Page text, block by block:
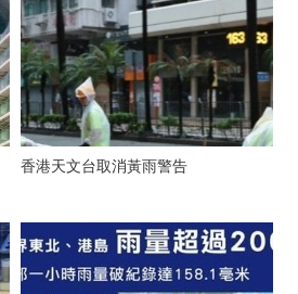
香港天文台取消黃雨警告